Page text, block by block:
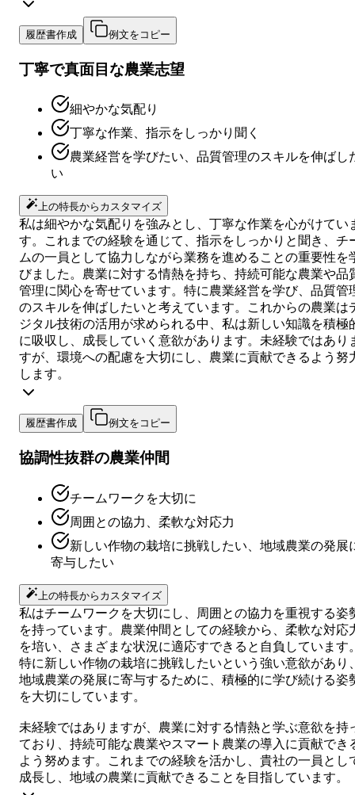
履歴書作成 例文をコピー
丁寧で真面目な農業志望
細やかな気配り
丁寧な作業、指示をしっかり聞く
農業経営を学びたい、品質管理のスキルを伸ばし
い
上の特長からカスタマイズ
私は細やかな気配りを強みとし、丁寧な作業を心がけてい
す。これまでの経験を通じて、指示をしっかりと聞き、チ
ムの一員として協力しながら業務を進めることの重要性を
びました。農業に対する情熱を持ち、持続可能な農業や品
管理に関心を寄せています。特に農業経営を学び、品質管
のスキルを伸ばしたいと考えています。これからの農業は
ジタル技術の活用が求められる中、私は新しい知識を積極
に吸収し、成長していく意欲があります。未経験ではあり
すが、環境への配慮を大切にし、農業に貢献できるよう努
します。
履歴書作成 例文をコピー
協調性抜群の農業仲間
チームワークを大切に
周囲との協力、柔軟な対応力
新しい作物の栽培に挑戦したい、地域農業の発展
寄与したい
上の特長からカスタマイズ
私はチームワークを大切にし、周囲との協力を重視する姿
を持っています。農業仲間としての経験から、柔軟な対応
を培い、さまざまな状況に適応すできると自負しています
特に新しい作物の栽培に挑戦したいという強い意欲があり
地域農業の発展に寄与するために、積極的に学び続ける姿
を大切にしています。
未経験ではありますが、農業に対する情熱と学ぶ意欲を持
ており、持続可能な農業やスマート農業の導入に貢献でき
よう努めます。これまでの経験を活かし、貴社の一員とし
成長し、地域の農業に貢献できることを目指しています。